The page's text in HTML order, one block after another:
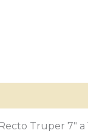
Truper 7″